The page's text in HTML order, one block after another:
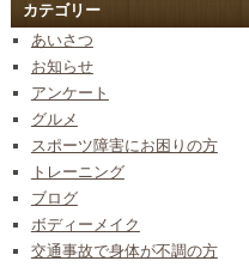
カテゴリー
あいさつ
お知らせ
アンケート
グルメ
スポーツ障害にお困りの方
トレーニング
ブログ
ボディーメイク
交通事故で身体が不調の方